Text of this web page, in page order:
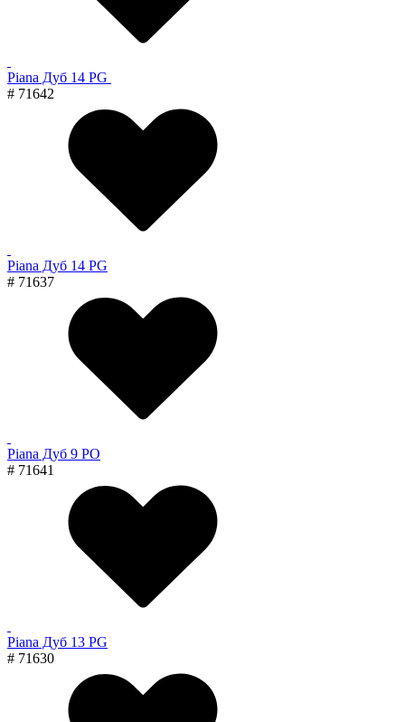
Piana Дуб 14 PG
# 71642
Piana Дуб 14 PG
# 71637
Piana Дуб 9 PO
# 71641
Piana Дуб 13 PG
# 71630